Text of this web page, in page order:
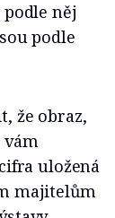
něj
podle
že obraz,
vám
uložená
majitelům